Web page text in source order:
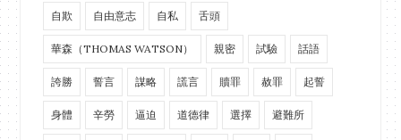
自欺 自由意志 自私 舌頭
華森（THOMAS WATSON） 親密 試驗 話語
誇勝 誓言 謀略 謊言 贖罪 赦罪 起誓
身體 辛勞 逼迫 道德律 選擇 避難所